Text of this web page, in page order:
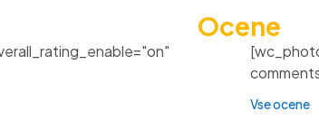
Ocene
Vse ocene